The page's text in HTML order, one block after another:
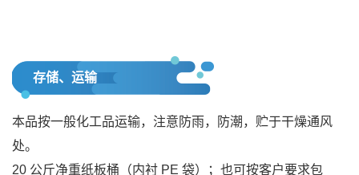
存储、运输
本品按一般化工品运输，注意防雨，防潮，贮于干燥通风
处。
20 公斤净重纸板桶（内衬 PE 袋）；也可按客户要求包